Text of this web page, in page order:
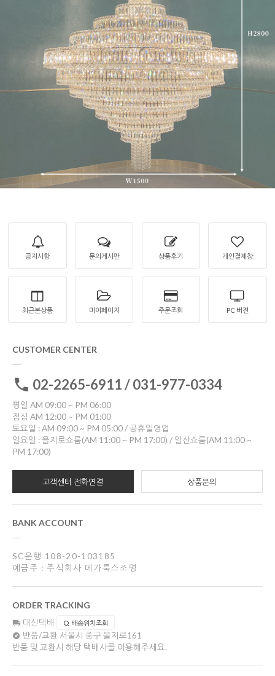
공지사항 문의게시판 상품후기 개인결제창
최근본상품 마이페이지 주문조회 PC 버젼
CUSTOMER CENTER
02-2265-6911 / 031-977-0334
평일 AM 09:00 ~ PM 06:00
점심 AM 12:00 ~ PM 01:00
토요일 : AM 09:00 ~ PM 05:00 / 공휴일영업
일요일 : 을지로쇼룸(AM 11:00 ~ PM 17:00) / 일산쇼룸(AM 11:00 ~
PM 17:00)
고객센터 전화연결 상품문의
BANK ACCOUNT
SC은행 108-20-103185
예금주 : 주식회사 메가룩스조명
ORDER TRACKING
대신택배 배송위치조회
반품/교환 서울시 중구 을지로161
반품 및 교환시 해당 택배사를 이용해주세요.